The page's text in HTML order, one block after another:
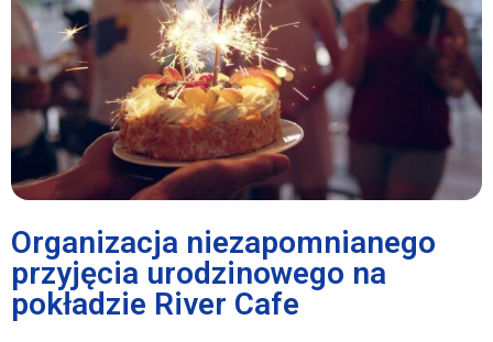
Organizacja niezapomnianego
przyjęcia urodzinowego na
pokładzie River Cafe